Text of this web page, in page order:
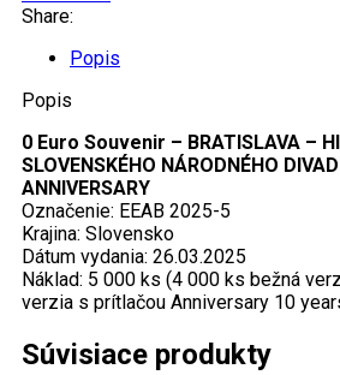
HISTORICKÁ
SND
–
Share:
Popis
Popis
0 Euro Souvenir – BRATISLAVA –
SLOVENSKÉHO NÁRODNÉHO
ANNIVERSARY
Označenie: EEAB 2025-5
Krajina: Slovensko
Dátum vydania: 26.03.2025
Náklad: 5 000 ks (4 000 ks bežná
verzia s prítlačou Anniversary 10
Súvisiace produkty